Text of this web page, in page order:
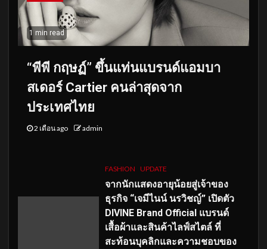
1 min read
“พีพี กฤษฏ์” ขึ้นแท่นแบรนด์แอมบา
สเดอร์ Cartier คนล่าสุดจาก
ประเทศไทย
2 เดือน ago admin
FASHION UPDATE
จากนักแสดงอายุน้อยสู่เจ้าของ
ธุรกิจ “เจมีไนน์ นรวิชญ์” เปิดตัว
DIVINE Brand Official แบรนด์
เสื้อผ้าและสินค้าไลฟ์สไตล์ ที่
สะท้อนบุคลิกและความชอบของ